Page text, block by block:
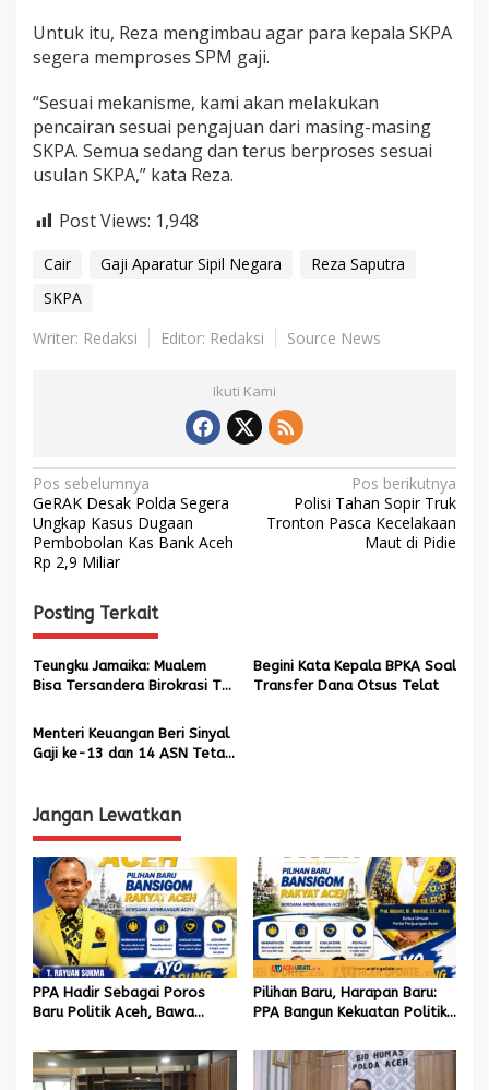
Untuk itu, Reza mengimbau agar para kepala SKPA
segera memproses SPM gaji.
“Sesuai mekanisme, kami akan melakukan
pencairan sesuai pengajuan dari masing-masing
SKPA. Semua sedang dan terus berproses sesuai
usulan SKPA,” kata Reza.
Post Views: 1,948
Cair Gaji Aparatur Sipil Negara
Reza Saputra
SKPA
Writer: Redaksi
Editor: Redaksi Source News
Ikuti Kami
N
a
v
g
a
s
p
o
Pos sebelumnya
GeRAK Desak Polda Segera
Ungkap Kasus Dugaan
Pembobolan Kas Bank Aceh
Rp 2,9 Miliar
Pos berikutnya
Polisi Tahan Sopir Truk
Tronton Pasca Kecelakaan
Maut di Pidie
Posting Terkait
Teungku Jamaika: Mualem
Bisa Tersandera Birokrasi Tak
Begini Kata Kepala BPKA Soal
Transfer Dana Otsus Telat
Menteri Keuangan Beri Sinyal
Gaji ke-13 dan 14 ASN Tetap
Jangan Lewatkan
PPA Hadir Sebagai Poros
Baru Politik Aceh, Bawa
Internasional untuk Kemajuan
Daerah
Pilihan Baru, Harapan Baru:
PPA Bangun Kekuatan Politik